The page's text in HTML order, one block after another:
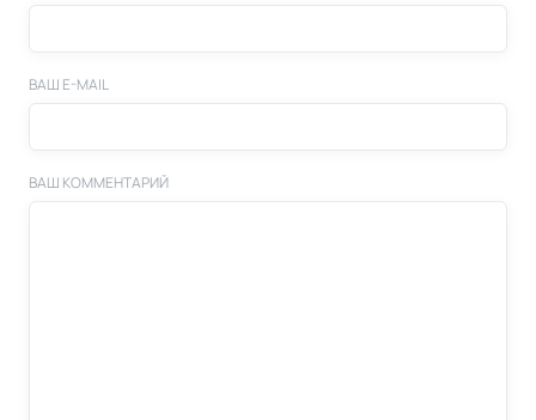
ВАШ E-MAIL
ВАШ КОММЕНТАРИЙ